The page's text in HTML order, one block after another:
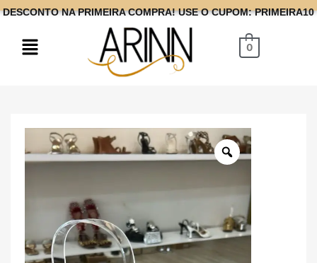
DESCONTO NA PRIMEIRA COMPRA! USE O CUPOM: PRIMEIRA10
0